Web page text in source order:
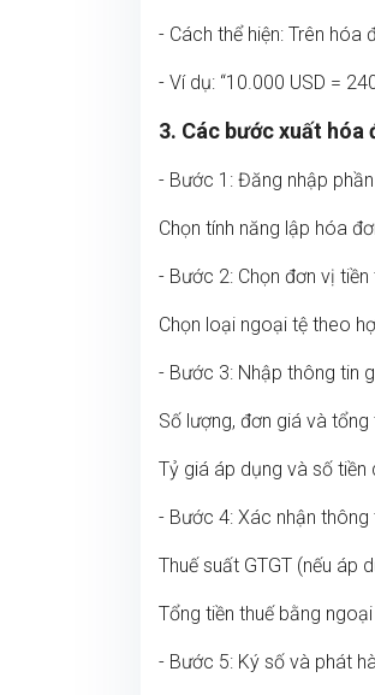
- Cách thể hiện: Trên hóa
- Ví dụ: “10.000 USD =
3. Các bước xuất
- Bước 1: Đăng nhập
Chọn tính năng lập hóa
- Bước 2: Chọn đơn vị tiền
Chọn loại ngoại tệ theo
- Bước 3: Nhập thông tin
Số lượng, đơn giá và
Tỷ giá áp dụng và số tiền
- Bước 4: Xác nhận thông
Thuế suất GTGT (nếu áp
Tổng tiền thuế bằng
- Bước 5: Ký số và phát